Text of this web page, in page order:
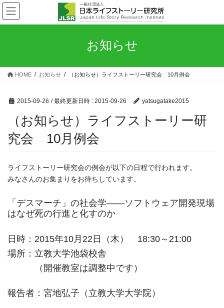
コ
ン
テ
ス
ナ
ビ
ゲ
ン
お知らせ
HOME お知らせ （お知らせ）ライフストーリー研究会 10月例会
2015-09-26 / 最終更新日時 : 2015-09-26 yatsugatake2015
（お知らせ）ライフストーリー研
究会 10月例会
ライフストーリー研究会の例会が以下の日程で行われます。
みなさんのお集まりをお待ちしています。
「デスマーチ」の社会学――ソフトウェア開発現場
はなぜ死の行進と化すのか
日時：2015年10月22日（木） 18:30～21:00
場所：立教大学池袋校舎
（開催教室は調整中です）
報告者：宮地弘子（立教大学大学院）